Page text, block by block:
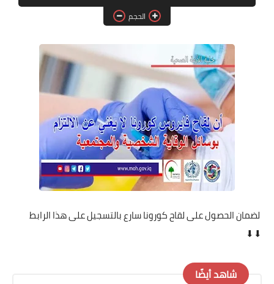
قطع الاراضي الحجم
لضمان الحصول على لقاح كورونا سارع بالتسجيل على هذا الرابط
⬇⬇
شاهد أيضًا